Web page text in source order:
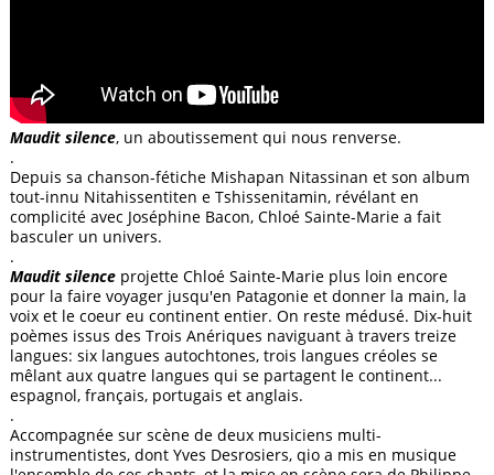
Maudit silence, un aboutissement qui nous renverse.
.
Depuis sa chanson-fétiche Mishapan Nitassinan et son album
tout-innu Nitahissentiten e Tshissenitamin, révélant en
complicité avec Joséphine Bacon, Chloé Sainte-Marie a fait
basculer un univers.
.
Maudit silenceprojette Chloé Sainte-Marie plus loin encore
pour la faire voyager jusqu'en Patagonie et donner la main, la
voix et le coeur eu continent entier. On reste médusé. Dix-huit
poèmes issus des Trois Anériques naviguant à travers treize
langues: six langues autochtones, trois langues créoles se
mêlant aux quatre langues qui se partagent le continent...
espagnol, français, portugais et anglais.
.
Accompagnée sur scène de deux musiciens multi-
instrumentistes, dont Yves Desrosiers, qio a mis en musique